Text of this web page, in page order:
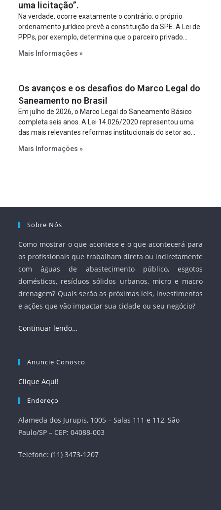
uma licitação”.
Na verdade, ocorre exatamente o contrário: o próprio
ordenamento jurídico prevê a constituição da SPE. A Lei de
PPPs, por exemplo, determina que o parceiro privado
empreendimento. Ou seja, a suposta “fraude à licitação” é
projeto a projeto.
Mais Informações »
Os avanços e os desafios do Marco Legal do
Saneamento no Brasil
Em julho de 2026, o Marco Legal do Saneamento Básico
completa seis anos. A Lei 14.026/2020 representou uma
das mais relevantes reformas institucionais do setor ao
serviços, ampliar a participação da iniciativa privada,
Mais Informações »
Sobre Nós
Como mostrar o que acontece e o que acontecerá para
os profissionais que trabalham direta ou indiretamente
com águas de abastecimento público, esgotos
domésticos, resíduos sólidos urbanos, micro e macro
drenagem? Quais serão as próximas leis, investimentos
e ações que vão impactar sua cidade ou seu negócio?
Continuar lendo…
Anuncie Conosco
Clique Aqui!
Endereço
Alameda dos Jurupis, 1005 – Salas 111 e 112, São
Paulo/SP – CEP: 04088-003
Telefone: (11) 3473-1207